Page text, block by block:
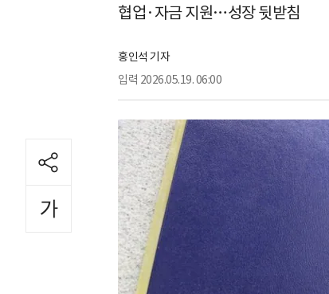
협업·자금 지원…성장 뒷받침
홍인석 기자
입력 2026.05.19. 06:00